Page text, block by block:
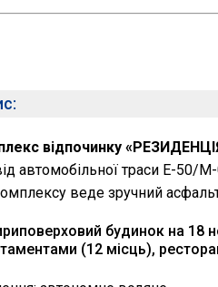
відпочинку
автомобільної траси Е-50/
веде зручний
будинок на 18
(12 місць),